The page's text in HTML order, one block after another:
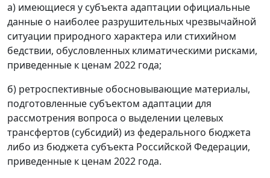
а) имеющиеся у субъекта адаптации официальные
данные о наиболее разрушительных чрезвычайной
ситуации природного характера или стихийном
бедствии, обусловленных климатическими рисками,
приведенные к ценам 2022 года;
б) ретроспективные обосновывающие материалы,
подготовленные субъектом адаптации для
рассмотрения вопроса о выделении целевых
трансфертов (субсидий) из федерального бюджета
либо из бюджета субъекта Российской Федерации,
приведенные к ценам 2022 года.